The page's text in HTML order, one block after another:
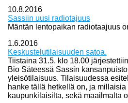
10.8.2016
Sassiin uusi radiotajuus
Mäntän lentopaikan radiotaajuus
1.6.2016
Keskustelutilaisuuden satoa.
Tiistaina 31.5. klo 18.00
Bio Säteessä Sassin
yleisötilaisuus. Tilaisuudessa
hanke tällä hetkellä on, ja
kaupunkilaisilta, sekä maailmalta